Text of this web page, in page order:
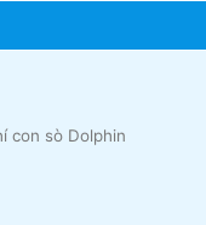
con sò Dolphin